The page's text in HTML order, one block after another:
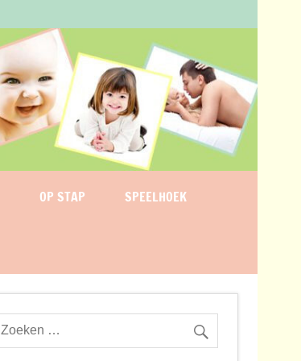
OP STAP SPEELHOEK